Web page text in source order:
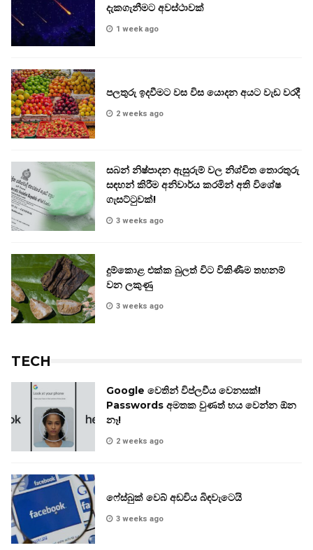
දැකගැනීමට අවස්ථාවක්
1 week ago
පලතුරු ඉදවීමට වස විස යොදන අයට වැඩ වරදී
2 weeks ago
සබන් නිෂ්පාදන ඇසුරුම් වල නිශ්චිත තොරතුරු
සඳහන් කිරීම අනිවාර්ය කරමින් අති විශේෂ
ගැසට්ටුවක්!
3 weeks ago
දුම්කොළ එක්ක බුලත් විට විකිණීම තහනම්
වන ලකුණු
3 weeks ago
TECH
Google වෙතින් විප්ලවීය වෙනසක්!
Passwords අමතක වුණත් භය වෙන්න ඕන
නෑ!
2 weeks ago
ෆේස්බුක් වෙබ් අඩවිය බිඳවැටෙයි
3 weeks ago